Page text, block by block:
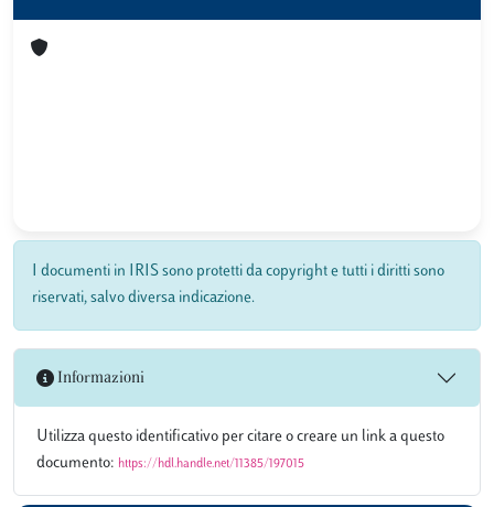
I documenti in IRIS sono protetti da copyright e tutti i diritti sono
riservati, salvo diversa indicazione.
Informazioni
Utilizza questo identificativo per citare o creare un link a questo
documento: https://hdl.handle.net/11385/197015